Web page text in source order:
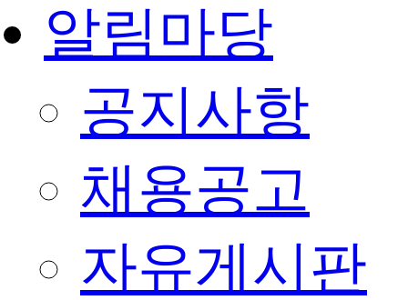
알림마당
공지사항
채용공고
자유게시판